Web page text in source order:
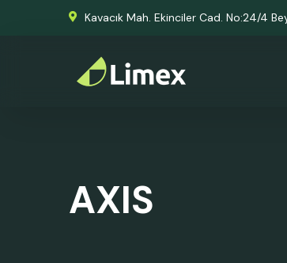
Kavacık Mah. Ekinciler Cad. No:24/4
AXIS